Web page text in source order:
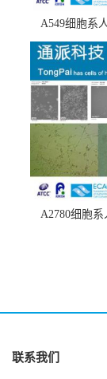
A549细胞系
(A549
A2780细胞
联系我们